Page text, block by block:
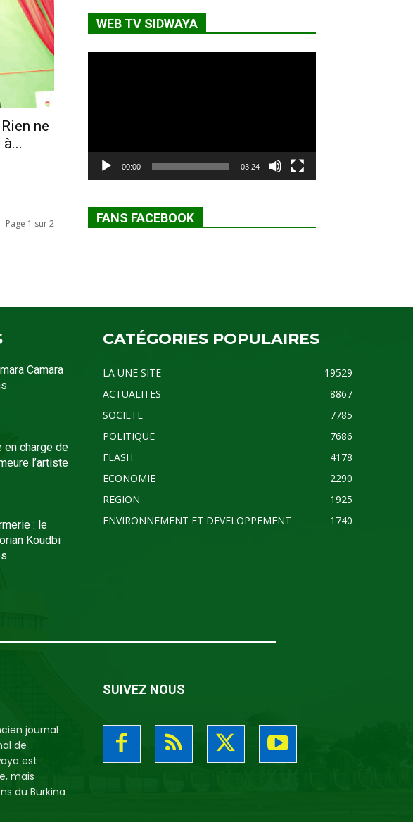
ne
Page 1 sur 2
WEB TV SIDWAYA
00:00 03:24
FANS FACEBOOK
Camara
en charge de
l’artiste
: le
Koudbi
CATÉGORIES POPULAIRES
LA UNE SITE
19529
ACTUALITES
8867
SOCIETE
7785
POLITIQUE
7686
FLASH
4178
ECONOMIE
2290
REGION
1925
ENVIRONNEMENT ET DEVELOPPEMENT
1740
journal
de
est
mais
du Burkina
SUIVEZ NOUS